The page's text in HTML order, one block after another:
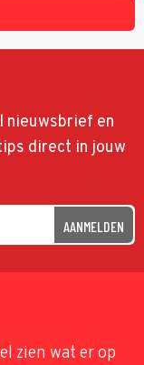
nieuwsbrief en
direct in jouw
AANMELDEN
zien wat er op